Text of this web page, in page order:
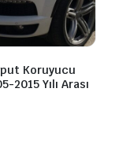
Koruyucu
2015 Yılı Arası